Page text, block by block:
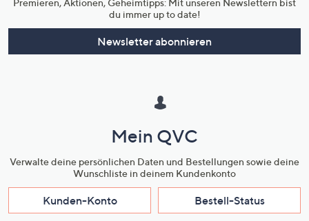
Premieren, Aktionen, Geheimtipps: Mit unseren Newslettern bist
du immer up to date!
Newsletter abonnieren
Mein QVC
Verwalte deine persönlichen Daten und Bestellungen sowie deine
Wunschliste in deinem Kundenkonto
Kunden-Konto Bestell-Status